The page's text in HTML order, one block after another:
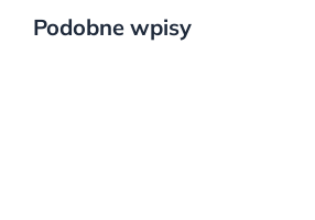
Podobne wpisy